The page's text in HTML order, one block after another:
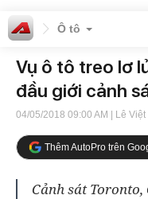
Ô tô
Vụ ô tô treo lơ
đầu giới cảnh
04/05/2018 09:00 AM | Lê Việt
Thêm AutoPro trên
Cảnh sát